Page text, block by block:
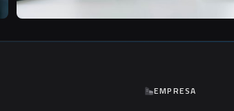
EMPRESA